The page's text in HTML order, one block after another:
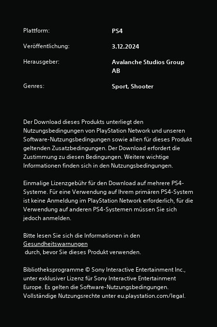
i
k
r
u
n
g
(
e
n
f
a
c
)
E
g
i
b
t
e
Plattform: PS4
Veröffentlichung: 3.12.2024
Herausgeber:
Avalanche Studios Group
AB
Genres: Sport, Shooter
Der Download dieses Produkts unterliegt den
Nutzungsbedingungen von PlayStation Network und unseren
Software-Nutzungsbedingungen sowie allen für dieses Produkt
geltenden Zusatzbedingungen. Der Download erfordert die
Zustimmung zu diesen Bedingungen. Weitere wichtige
Informationen finden sich in den Nutzungsbedingungen.
Einmalige Lizenzgebühr für den Download auf mehrere PS4-
Systeme. Für eine Verwendung auf Ihrem primären PS4-System
ist keine Anmeldung im PlayStation Network erforderlich, für die
Verwendung auf anderen PS4-Systemen müssen Sie sich
jedoch anmelden.
Bitte lesen Sie sich die Informationen in den
Gesundheitswarnungen
durch, bevor Sie dieses Produkt verwenden.
Bibliotheksprogramme © Sony Interactive Entertainment Inc.,
unter exklusiver Lizenz für Sony Interactive Entertainment
Europe. Es gelten die Software-Nutzungsbedingungen.
Vollständige Nutzungsrechte unter eu.playstation.com/legal.